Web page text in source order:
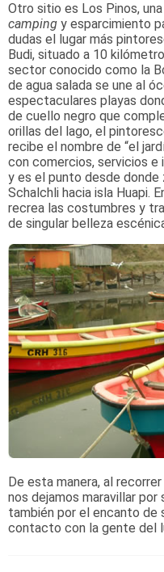
Otro sitio es Los Pinos,
camping y esparcimiento
dudas el lugar más
Budi, situado a 10
sector conocido como la
de agua salada se une al
espectaculares playas
de cuello negro que
orillas del lago, el
recibe el nombre de “el
con comercios, servicios
y es el punto desde donde
Schalchli hacia isla Huapi.
recrea las costumbres y
de singular belleza
De esta manera, al
nos dejamos maravillar por
también por el encanto de
contacto con la gente del